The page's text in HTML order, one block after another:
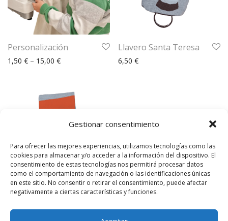
Gestionar consentimiento
Para ofrecer las mejores experiencias, utilizamos tecnologías como las
cookies para almacenar y/o acceder a la información del dispositivo. El
consentimiento de estas tecnologías nos permitirá procesar datos
como el comportamiento de navegación o las identificaciones únicas
en este sitio. No consentir o retirar el consentimiento, puede afectar
negativamente a ciertas características y funciones.
Personalización
1,50 € – 15,00 €
Llavero Santa Teresa
6,50 €
Funda de Gafas
6,50€